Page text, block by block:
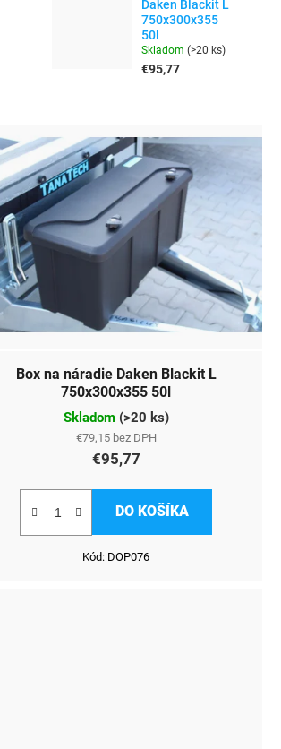
Daken Blackit L
750x300x355
50l
Skladom (>20 ks)
€95,77
Box na náradie Daken Blackit L
750x300x355 50l
Skladom (>20 ks)
€79,15 bez DPH
€95,77
DO KOŠÍKA
Kód: DOP076